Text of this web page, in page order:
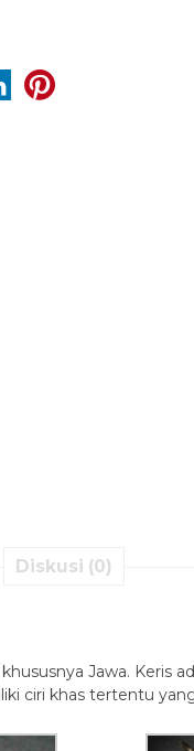
Diskusi (0)
Jawa. Keris
ciri khas tertentu